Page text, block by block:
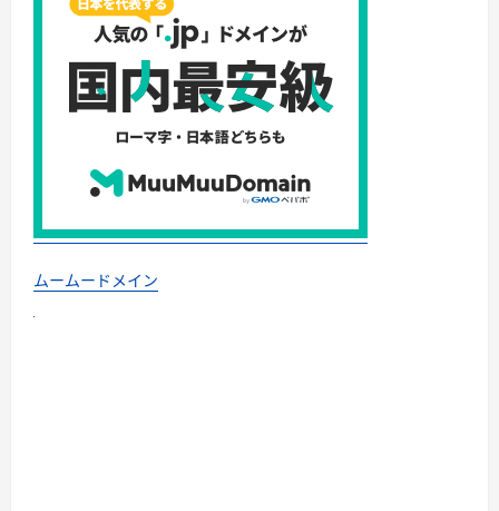
ムームードメイン